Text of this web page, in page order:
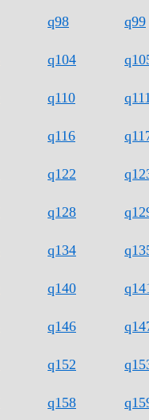
q98 q99
q104
q110
q116
q122
q128
q134
q140
q146
q152
q158